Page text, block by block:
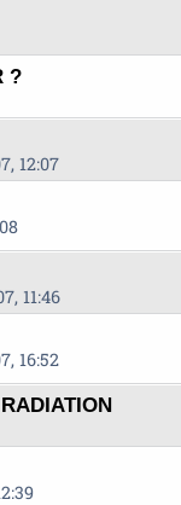
?
12:07
11:46
16:52